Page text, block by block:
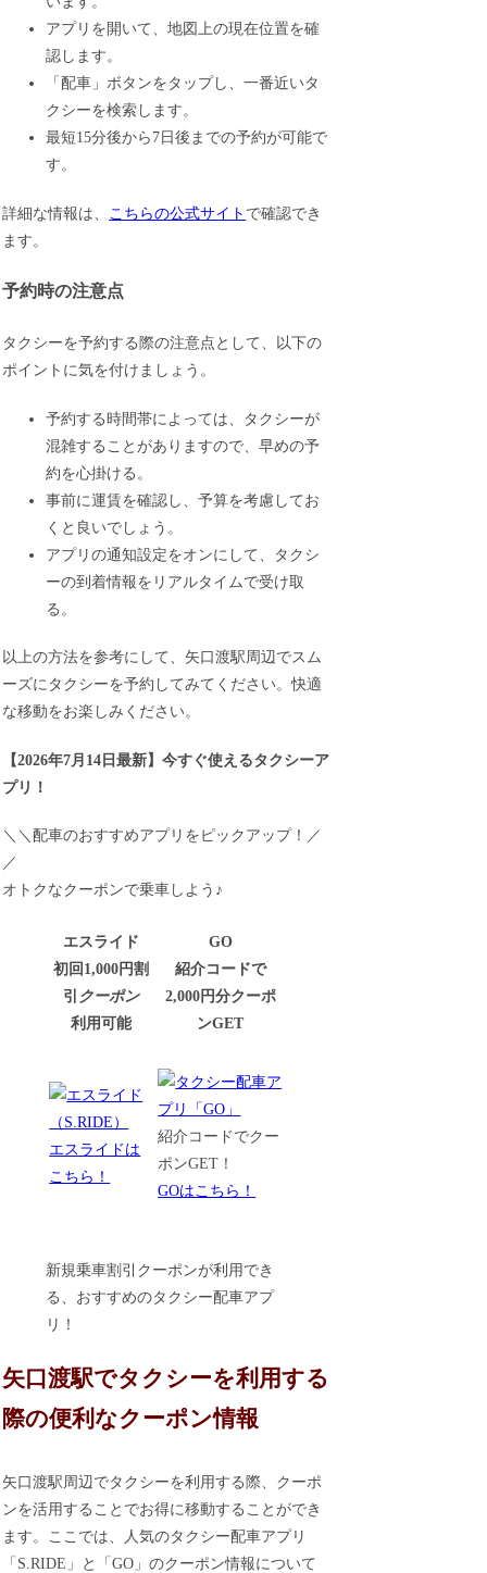
アプリを開いて、地図上の現在位置を確
認します。
「配車」ボタンをタップし、一番近いタ
クシーを検索します。
最短15分後から7日後までの予約が可能で
す。
詳細な情報は、 こちらの公式サイト で確認でき
ます。
予約時の注意点
タクシーを予約する際の注意点として、以下の
ポイントに気を付けましょう。
予約する時間帯によっては、タクシーが
混雑することがありますので、早めの予
約を心掛ける。
事前に運賃を確認し、予算を考慮してお
くと良いでしょう。
アプリの通知設定をオンにして、タクシ
ーの到着情報をリアルタイムで受け取
る。
以上の方法を参考にして、矢口渡駅周辺でスム
ーズにタクシーを予約してみてください。快適
な移動をお楽しみください。
【2026年7月14日最新 】今すぐ使えるタクシーア
プリ！
＼＼配車のおすすめアプリをピックアップ！／
／
オトクなクーポンで乗車しよう♪
エスライド
初回1,000円割
引 クーポン
利用可能
GO
紹介コードで
2,000円分クーポ
ンGET
エスライドは
こちら！
紹介コードでクー
ポンGET！
GOはこちら！
新規乗車割引クーポンが利用でき
る、おすすめのタクシー配車アプ
リ！
矢口渡駅でタクシーを利用する
際の便利なクーポン情報
矢口渡駅周辺でタクシーを利用する際、クーポ
ンを活用することでお得に移動することができ
ます。ここでは、人気のタクシー配車アプリ
「S.RIDE」と「GO」のクーポン情報について